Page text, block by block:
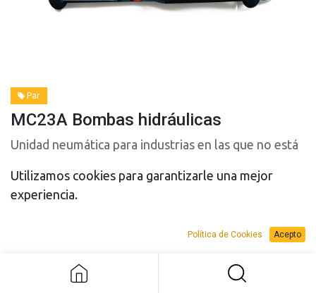
Par
MC23A Bombas hidráulicas
Unidad neumática para industrias en las que no está
PRESUPUESTO
PRESUPUESTO
Utilizamos cookies para garantizarle una mejor
experiencia.
Política de Cookies Acepto